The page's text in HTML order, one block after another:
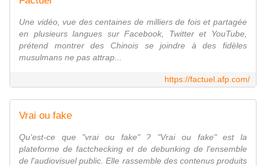
Une vidéo, vue des centaines de milliers de fois et partagée
en plusieurs langues sur Facebook, Twitter et YouTube,
prétend montrer des Chinois se joindre à des fidèles
musulmans ne pas attrap...
https://factuel.afp.com/
Vrai ou fake
Qu'est-ce que "vrai ou fake" ? "Vrai ou fake" est la
plateforme de factchecking et de debunking de l'ensemble
de l'audiovisuel public. Elle rassemble des contenus produits